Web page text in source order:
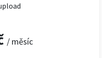
/ měsíc